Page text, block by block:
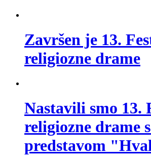
Završen je 13.
religiozne drame
Nastavili smo 13.
religiozne drame
predstavom